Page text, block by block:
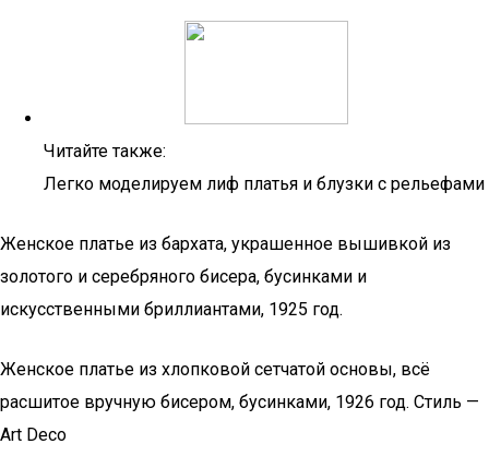
Читайте также:
Легко моделируем лиф платья и блузки с рельефами
Женское платье из бархата, украшенное вышивкой из
золотого и серебряного бисера, бусинками и
искусственными бриллиантами, 1925 год.
Женское платье из хлопковой сетчатой основы, всё
расшитое вручную бисером, бусинками, 1926 год. Стиль —
Art Deco